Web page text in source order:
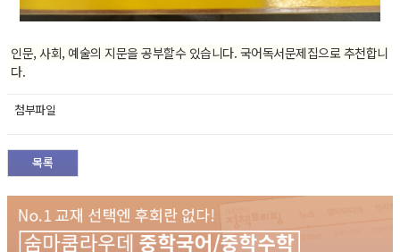
인문, 사회, 예술의 지문을 공부할수 있습니다. 국어독서문제집으로 추천합니
다.
첨부파일
목록